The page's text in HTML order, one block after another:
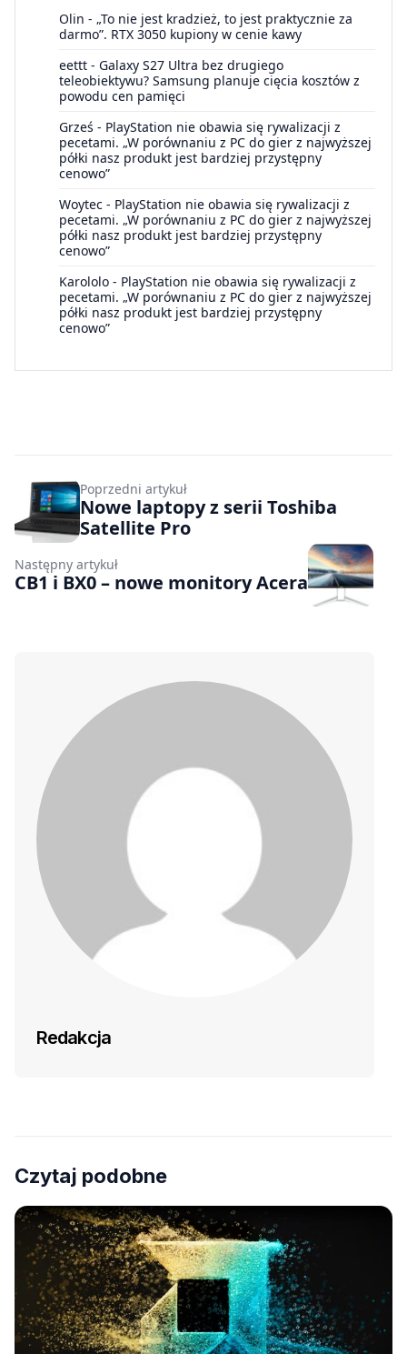
Olin - „To nie jest kradzież, to jest praktycznie za
darmo”. RTX 3050 kupiony w cenie kawy
eettt - Galaxy S27 Ultra bez drugiego
teleobiektywu? Samsung planuje cięcia kosztów z
powodu cen pamięci
Grześ - PlayStation nie obawia się rywalizacji z
pecetami. „W porównaniu z PC do gier z najwyższej
półki nasz produkt jest bardziej przystępny
cenowo”
Woytec - PlayStation nie obawia się rywalizacji z
pecetami. „W porównaniu z PC do gier z najwyższej
półki nasz produkt jest bardziej przystępny
cenowo”
Karololo - PlayStation nie obawia się rywalizacji z
pecetami. „W porównaniu z PC do gier z najwyższej
półki nasz produkt jest bardziej przystępny
cenowo”
Poprzedni artykuł
Nowe laptopy z serii Toshiba
Satellite Pro
Następny artykuł
CB1 i BX0 – nowe monitory Acera
Redakcja
Czytaj podobne